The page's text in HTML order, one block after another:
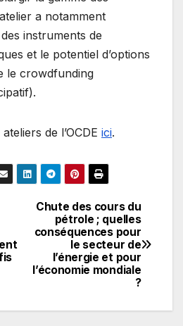
a notamment
instruments de
et le potentiel d’options
le crowdfunding
de l’OCDE ici.
Chute des cours du
pétrole ; quelles
conséquences pour
le secteur de
l’énergie et pour
l’économie mondiale
?